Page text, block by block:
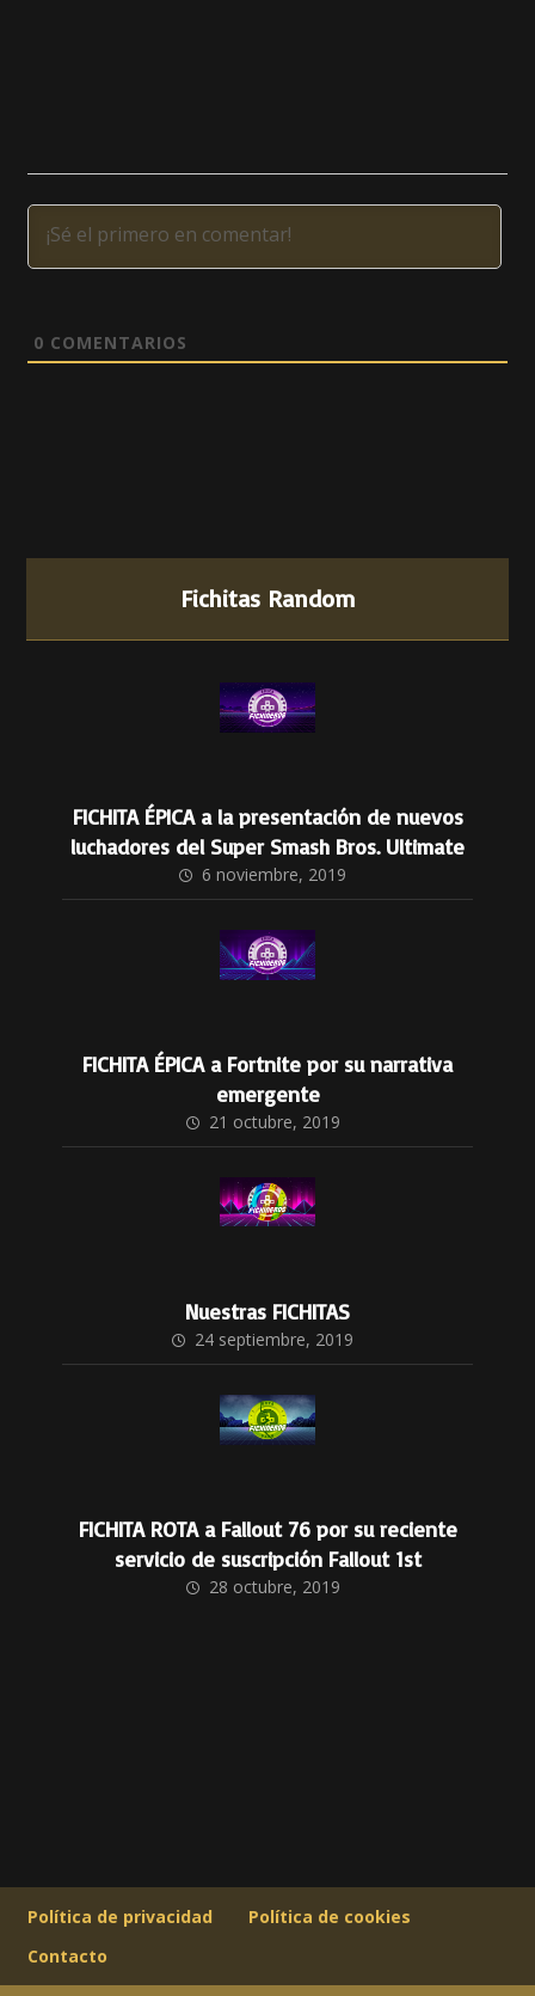
0 COMENTARIOS
Fichitas Random
FICHITA ÉPICA a la presentación de nuevos
luchadores del Super Smash Bros. Ultimate
6 noviembre, 2019
FICHITA ÉPICA a Fortnite por su narrativa
emergente
21 octubre, 2019
Nuestras FICHITAS
24 septiembre, 2019
FICHITA ROTA a Fallout 76 por su reciente
servicio de suscripción Fallout 1st
28 octubre, 2019
Política de privacidad
Política de cookies
Contacto